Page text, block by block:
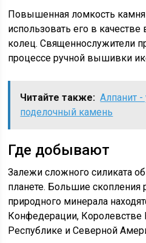
Повышенная ломкость камня
использовать его в
колец. Священнослужители
процессе ручной вышивки
Читайте также: Алпанит
поделочный камень
Где добывают
Залежи сложного силиката
планете. Большие скопления
природного минерала
Конфедерации, Королевстве
Республике и Северной